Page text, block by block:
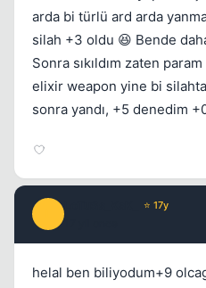
arda bi türlü ard arda
silah +3 oldu 😆 Bende
Sonra sıkıldım zaten
elixir weapon yine bi
sonra yandı, +5 denedim
⭐ 17y
helal ben biliyodum+9